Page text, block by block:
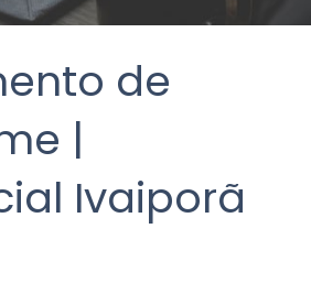
de
|
Ivaiporã